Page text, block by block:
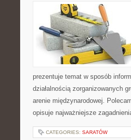
prezentuje temat w sposób
działalnością zorganizowanych
arenie międzynarodowej.
opisuje najważniejsze
CATEGORIES: SARATÓW